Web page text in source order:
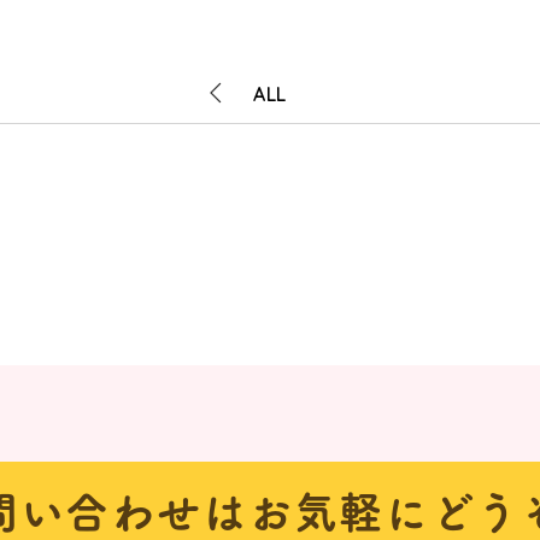
ALL
い合わせはお気軽にどう